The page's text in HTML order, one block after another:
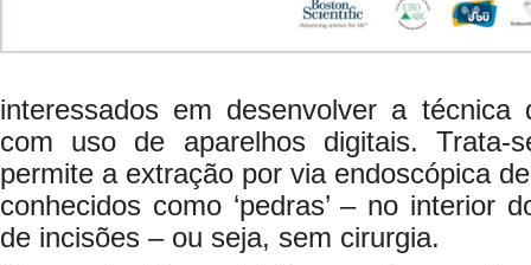
interessados em desenvolver a técnica
com uso de aparelhos digitais. Trata-
permite a extração por via endoscópica
conhecidos como ‘pedras’ – no interior
de incisões – ou seja, sem cirurgia.